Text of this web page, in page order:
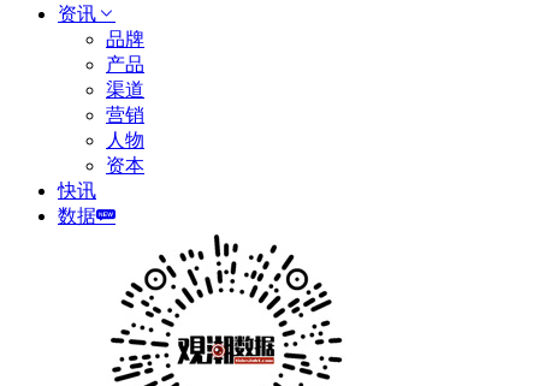
资讯
品牌
产品
渠道
营销
人物
资本
快讯
数据